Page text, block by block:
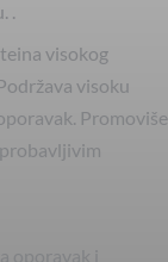
.
visokog
visoku
Promoviše